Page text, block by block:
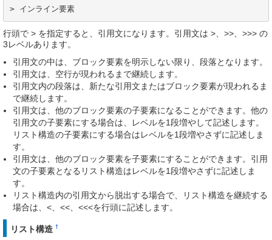
> インライン要素
行頭で > を指定すると、引用文になります。引用文は >、>>、>>> の
3レベルあります。
引用文の中は、ブロック要素を明示しない限り、段落となります。
引用文は、空行が現われるまで継続します。
引用文内の段落は、新たな引用文またはブロック要素が現われるま
で継続します。
引用文は、他のブロック要素の子要素になることができます。他の
引用文の子要素にする場合は、レベルを1段増やして記述します。
リスト構造の子要素にする場合はレベルを1段増やさずに記述しま
す。
引用文は、他のブロック要素を子要素にすることができます。引用
文の子要素となるリスト構造はレベルを1段増やさずに記述しま
す。
リスト構造内の引用文から脱出する場合で、リスト構造を継続する
場合は、<、<<、<<<を行頭に記述します。
リスト構造 †